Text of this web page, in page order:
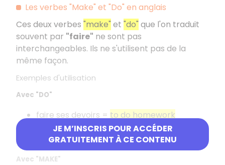
JE M’INSCRIS POUR ACCÉDER
GRATUITEMENT À CE CONTENU
Les verbes "Make" et "Do" en anglais
Ces deux verbes "make" et "do" que l'on traduit
souvent par "faire" ne sont pas
interchangeables. Ils ne s'utilisent pas de la
même façon.
Exemples d'utilisation
Avec "DO"
faire ses devoirs = to do homework
faire le ménage = to do housework
faire de son mieux =to do one's best
Avec "MAKE"